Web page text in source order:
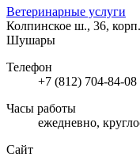
Ветеринарные услуги
Колпинское ш., 36,
Шушары
Телефон
+7 (812) 704-84-08
Часы работы
ежедневно,
Сайт